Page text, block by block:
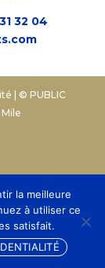
32 04
| © PUBLIC
la meilleure
à utiliser ce
satisfait.